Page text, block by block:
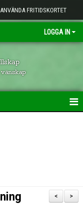
FRITIDSKORTET
LOGGA IN
>
<